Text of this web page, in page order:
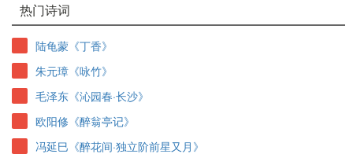
热门诗词
陆龟蒙《丁香》
朱元璋《咏竹》
毛泽东《沁园春·长沙》
欧阳修《醉翁亭记》
冯延巳《醉花间·独立阶前星又月》